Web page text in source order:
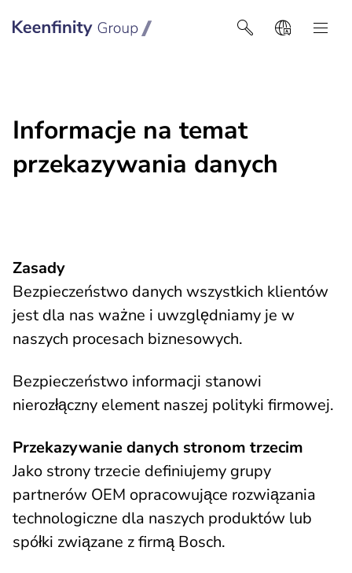
Keenfinity Group I Poland / Ukraine / Central Asia
Informacje na temat
przekazywania danych
Zasady
Bezpieczeństwo danych wszystkich klientów
jest dla nas ważne i uwzględniamy je w
naszych procesach biznesowych.
Bezpieczeństwo informacji stanowi
nierozłączny element naszej polityki firmowej.
Przekazywanie danych stronom trzecim
Jako strony trzecie definiujemy grupy
partnerów OEM opracowujące rozwiązania
technologiczne dla naszych produktów lub
spółki związane z firmą Bosch.